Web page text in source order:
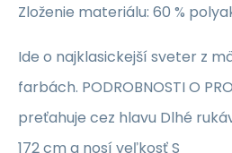
Zloženie materiálu: 60 %
Ide o najklasickejší sveter z
farbách. PODROBNOSTI O
preťahuje cez hlavu Dlhé
172 cm a nosí veľkosť S